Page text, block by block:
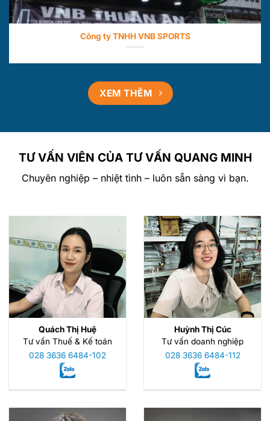
Công ty TNHH VNB SPORTS
XEM THÊM
TƯ VẤN VIÊN CỦA TƯ VẤN QUANG MINH
Chuyên nghiệp – nhiệt tình – luôn sẵn sàng vì bạn.
Quách Thị Huệ
Tư vấn Thuế & Kế toán
028 3636 6484-102
Huỳnh Thị Cúc
Tư vấn doanh nghiệp
028 3636 6484-112